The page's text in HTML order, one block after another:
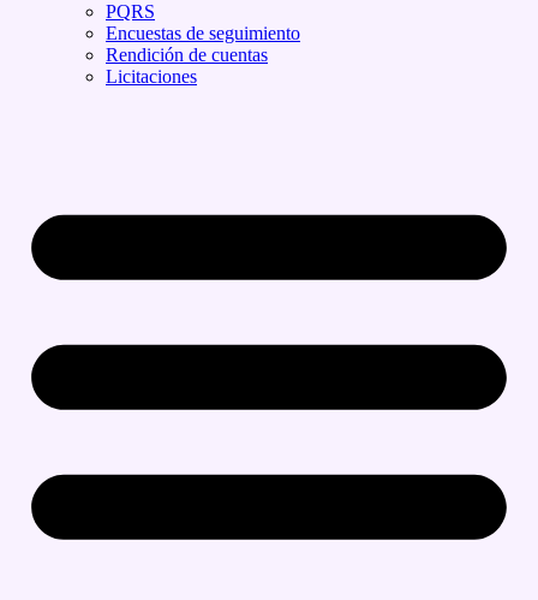
PQRS
Encuestas de seguimiento
Rendición de cuentas
Licitaciones